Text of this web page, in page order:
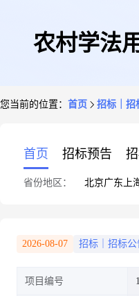
农村学法
您当前的位置： 首页 招标｜招
首页 招标预告
省份地区： 北京广东 上
2026-08-07 招标｜招标公
项目编号